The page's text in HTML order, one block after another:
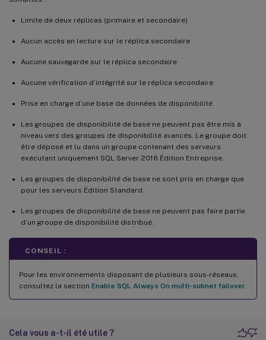
Limite de deux réplicas (primaire et secondaire)
Aucun accès en lecture sur le réplica secondaire
Aucune sauvegarde sur le réplica secondaire
Aucune vérification d’intégrité sur le réplica secondaire
Prise en charge d’une base de données de disponibilité
Les groupes de disponibilité de base ne peuvent pas être mis à
niveau vers des groupes de disponibilité avancés. Le groupe doit
être déposé et lu dans un groupe contenant des serveurs
exécutant uniquement SQL Server 2016 Édition Entreprise.
Les groupes de disponibilité de base ne sont pris en charge que
pour les serveurs Édition Standard.
Les groupes de disponibilité de base ne peuvent pas faire partie
d’un groupe de disponibilité distribué.
CONSEIL :
Pour les environnements disposant de plusieurs sous-réseaux,
consultez la section Enable SQL Always On multi-subnet failover
Cela vous a-t-il été utile ?